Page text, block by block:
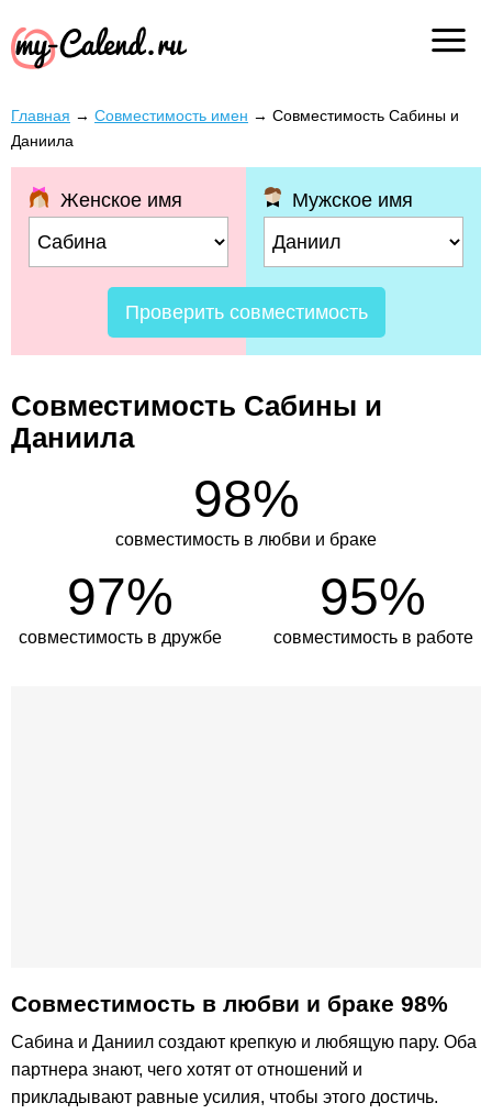
Главная → Совместимость имен → Совместимость Сабины и
Даниила
Женское имя Мужское имя
Проверить совместимость
Совместимость Сабины и
Даниила
98%
совместимость в любви и браке
97%
совместимость в дружбе
95%
совместимость в работе
Совместимость в любви и браке 98%
Сабина и Даниил создают крепкую и любящую пару. Оба
партнера знают, чего хотят от отношений и
прикладывают равные усилия, чтобы этого достичь.